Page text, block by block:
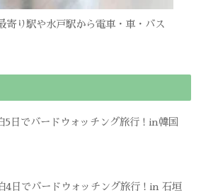
寄り駅や水戸駅から電車・車・バス
5日でバードウォッチング旅行 ! in韓国
4日でバードウォッチング旅行 ! in 石垣